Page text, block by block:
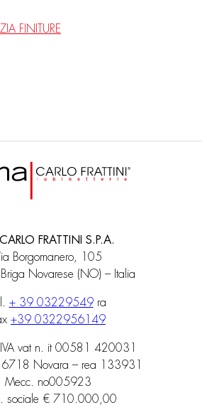
FINITURE
FRATTINI S.P.A.
Borgomanero, 105
Novarese (NO) – Italia
+ 39 03229549ra
+39 0322956149
vat n. it 00581 420031
6718 Novara – rea 133931
Mecc. no005923
sociale € 710.000,00